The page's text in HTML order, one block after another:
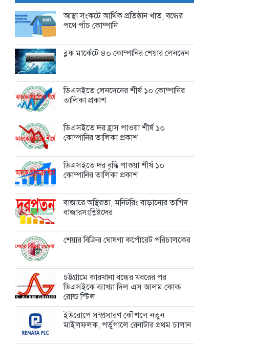
12 hours আগে
বিক্রি ও পাওনা আদায় কমায়...
আস্থা সংকটে আর্থিক প্রতিষ্ঠান খাত, বন্ধের
পথে পাঁচ কোম্পানি
ব্লক মার্কেটে ৪০ কোম্পানির শেয়ার লেনদেন
ডিএসইতে লেনদেনের শীর্ষ ১০ কোম্পানির
তালিকা প্রকাশ
ডিএসইতে দর হ্রাস পাওয়া শীর্ষ ১০
কোম্পানির তালিকা প্রকাশ
ডিএসইতে দর বৃদ্ধি পাওয়া শীর্ষ ১০
কোম্পানির তালিকা প্রকাশ
বাজারে অস্থিরতা, মনিটরিং বাড়ানোর তাগিদ
বাজারসংশ্লিষ্টদের
শেয়ার বিক্রির ঘোষণা কর্পোরেট পরিচালকের
চট্টগ্রামে কারখানা বন্ধের খবরের পর
ডিএসইকে ব্যাখ্যা দিল এস আলম কোল্ড
রোল্ড স্টিল
ইউরোপে সম্প্রসারণ কৌশলে নতুন
মাইলফলক, পর্তুগালে রেনাটার প্রথম চালান